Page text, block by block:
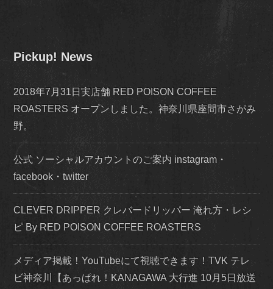
Pickup! News
2018年7月31日実店舗 RED POISON COFFEE
ROASTERS オープンしました。神奈川県座間市さがみ
野。
公式 ソーシャルアカウントのご案内 instagram・
facebook・twitter
CLEVER DRIPPER クレバードリッパー 淹れ方・レシ
ピ By RED POISON COFFEE ROASTERS
メディア掲載！YouTubeにて視聴できます！TVK テレ
ビ神奈川【あっぱれ！KANAGAWA 大行進 10月5日放送